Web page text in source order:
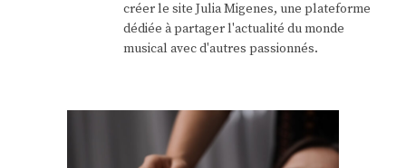
créer le site Julia Migenes, une plateforme
dédiée à partager l'actualité du monde
musical avec d'autres passionnés.